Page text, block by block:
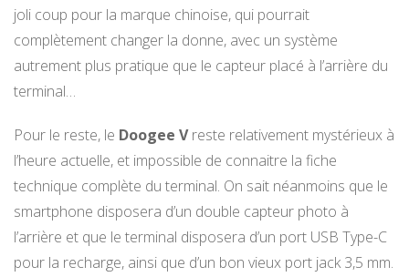
joli coup pour la marque chinoise, qui pourrait
complètement changer la donne, avec un système
autrement plus pratique que le capteur placé à l’arrière du
terminal…
Pour le reste, le Doogee Vreste relativement mystérieux à
l’heure actuelle, et impossible de connaitre la fiche
technique complète du terminal. On sait néanmoins que le
smartphone disposera d’un double capteur photo à
l’arrière et que le terminal disposera d’un port USB Type-C
pour la recharge, ainsi que d’un bon vieux port jack 3,5 mm.